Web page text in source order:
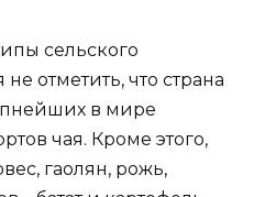
сельского
отметить, что страна
в мире
чая. Кроме этого,
гаолян, рожь,